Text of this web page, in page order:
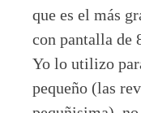
que es el más
con pantalla de
Yo lo utilizo
pequeño (las